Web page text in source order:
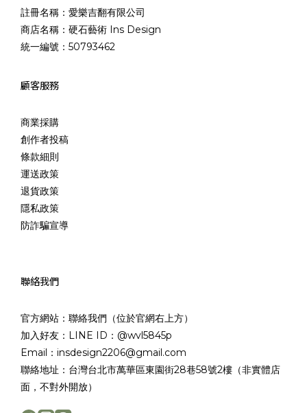
註冊名稱：愛樂吉翻有限公司
商店名稱：硬石藝術 Ins Design
統一編號：50793462
顧客服務
商業採購
創作者投稿
條款細則
運送政策
退貨政策
隱私政策
防詐騙宣導
聯絡我們
官方網站：聯絡我們（位於官網右上方）
加入好友：LINE ID：@wvl5845p
Email：insdesign2206@gmail.com
聯絡地址：台灣台北市萬華區東園街28巷58號2樓（非實體店
面，不對外開放）